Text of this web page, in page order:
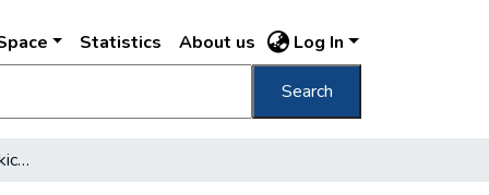
Statistics About us Log In
Search
Egy kicsi, két kicsi, 'rom kicsi...